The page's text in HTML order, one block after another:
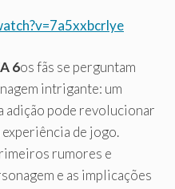
6os fãs se perguntam
intrigante: um
adição pode revolucionar
de jogo.
rumores e
e as implicações